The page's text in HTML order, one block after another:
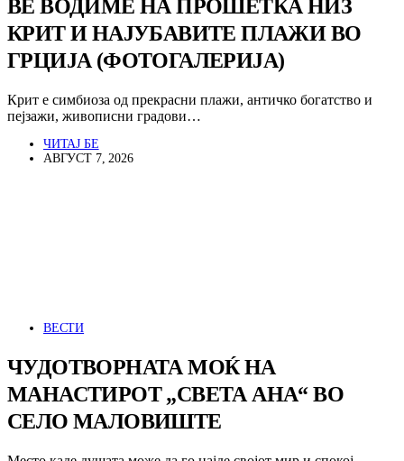
ВЕ ВОДИМЕ НА ПРОШЕТКА НИЗ
КРИТ И НАЈУБАВИТЕ ПЛАЖИ ВО
ГРЦИЈА (ФОТОГАЛЕРИЈА)
Крит е симбиоза од прекрасни плажи, античко богатство и
пејзажи, живописни градови…
ЧИТАЈ БЕ
АВГУСТ 7, 2026
ВЕСТИ
ЧУДОТВОРНАТА МОЌ НА
МАНАСТИРОТ „СВЕТА АНА“ ВО
СЕЛО МАЛОВИШТЕ